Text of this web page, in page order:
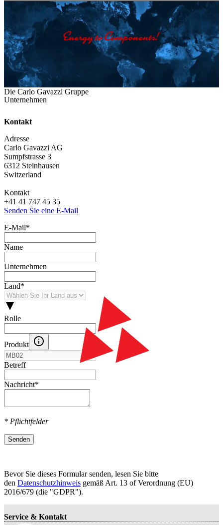
Die Carlo Gavazzi Gruppe
Unternehmen
Kontakt
Adresse
Carlo Gavazzi AG
Sumpfstrasse 3
6312 Steinhausen
Switzerland
Kontakt
+41 41 747 45 35
Senden Sie eine E-Mail
E-Mail*
Name
Unternehmen
Land*
Rolle
Produkt
Betreff
Nachricht*
* Pflichtfelder
Senden
Bevor Sie dieses Formular senden, lesen Sie bitte
den Datenschutzhinweis gemäß Art. 13 оf Verordnung (EU)
2016/679 (die "GDPR").
Service & Kontakt